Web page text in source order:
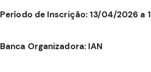
Período de Inscrição: 13/04/2026 a
Banca Organizadora: IAN